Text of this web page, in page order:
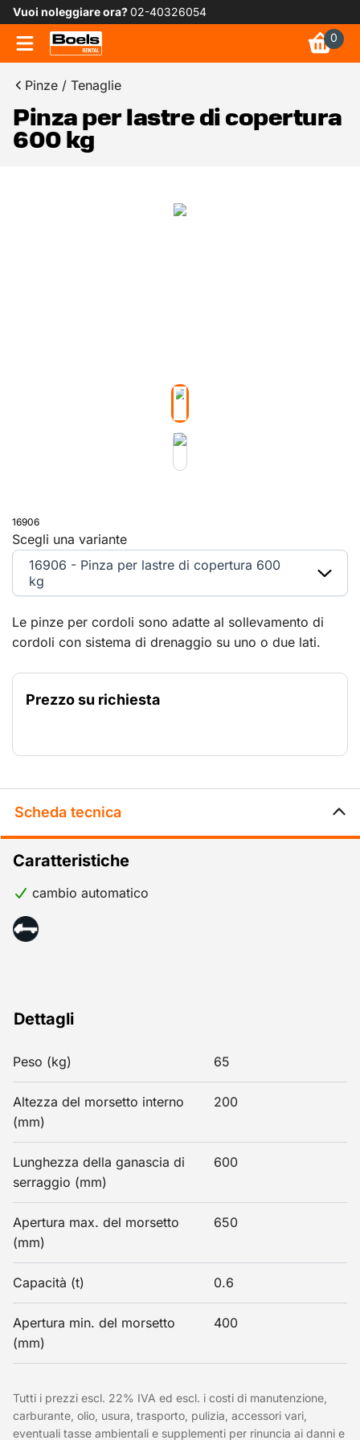
Vuoi noleggiare ora?02-40326054
0
Pinze / Tenaglie
Pinza per lastre di copertura
600 kg
16906
Le pinze per cordoli sono adatte al sollevamento di
cordoli con sistema di drenaggio su uno o due lati.
Prezzo su richiesta
Scegli una variante
16906 - Pinza per lastre di copertura 600
kg
Scheda tecnica
Dettagli
Peso (kg) 65
Altezza del morsetto interno
(mm)
200
Lunghezza della ganascia di
serraggio (mm)
600
Apertura max. del morsetto
(mm)
650
Capacità (t) 0.6
Apertura min. del morsetto
(mm)
400
Caratteristiche
cambio automatico
Tutti i prezzi escl. 22% IVA ed escl. i costi di manutenzione,
carburante, olio, usura, trasporto, pulizia, accessori vari,
eventuali tasse ambientali e supplementi per rinuncia ai danni e